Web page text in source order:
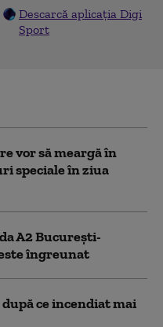
Descarcă aplicația Digi
Sport
vor să meargă în
speciale în ziua
A2 București-
îngreunat
ce incendiat mai